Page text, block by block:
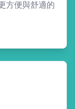
方便與舒適的